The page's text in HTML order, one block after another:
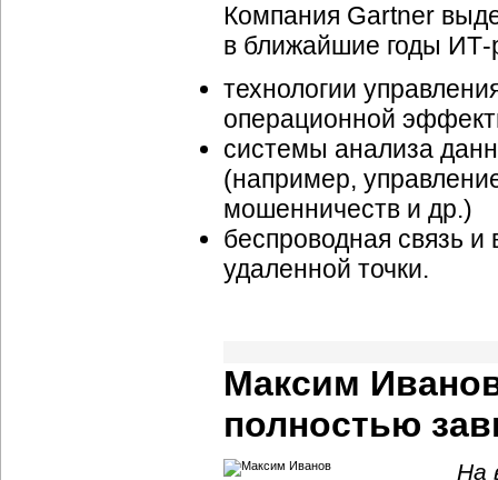
Компания Gartner
в ближайшие годы ИТ-
технологии
операционной
системы анализа
(например,
мошенничеств и др.)
беспроводная связь
удаленной точки.
Максим
полностью
На